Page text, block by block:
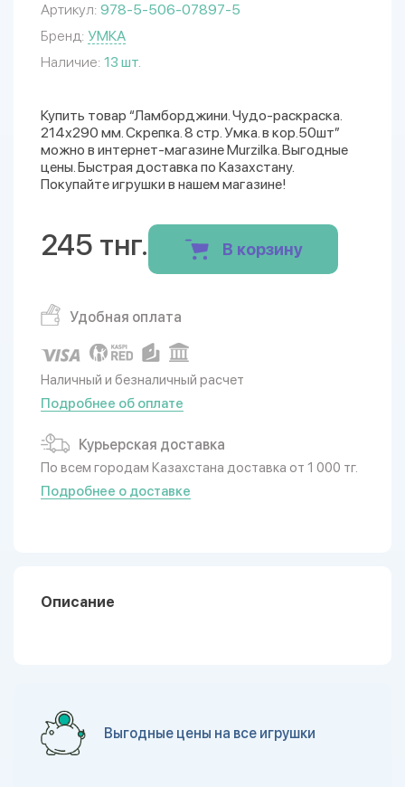
Артикул: 978-5-506-07897-5
Бренд: УМКА
Наличие: 13 шт.
Купить товар “Ламборджини. Чудо-раскраска.
214х290 мм. Скрепка. 8 стр. Умка. в кор.50шт”
можно в интернет-магазине Murzilka. Выгодные
цены. Быстрая доставка по Казахстану.
Покупайте игрушки в нашем магазине!
245 тнг. В корзину
Удобная оплата
Наличный и безналичный расчет
Подробнее об оплате
Курьерская доставка
По всем городам Казахстана доставка от 1 000 тг.
Подробнее о доставке
Описание
Выгодные цены на все игрушки